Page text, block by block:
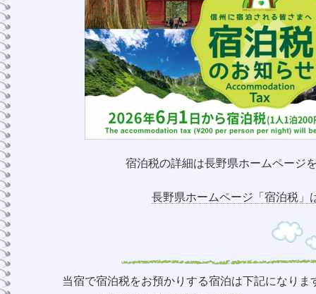
宿泊税の詳細は長野県ホームページ
長野県ホームページ「宿泊税」
当宿で宿泊税をお預かりする宿泊は下記になりま